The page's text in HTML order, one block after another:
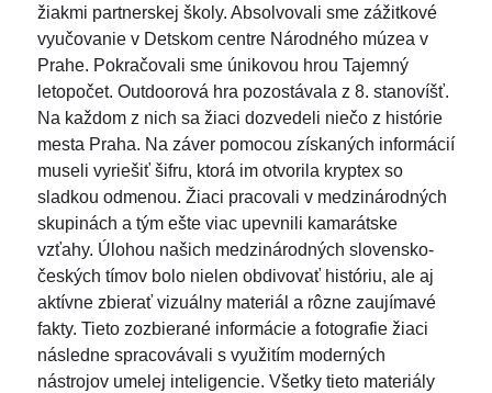
žiakmi partnerskej školy. Absolvovali sme zážitkové
vyučovanie v Detskom centre Národného múzea v
Prahe. Pokračovali sme únikovou hrou Tajemný
letopočet. Outdoorová hra pozostávala z 8. stanovíšť.
Na každom z nich sa žiaci dozvedeli niečo z histórie
mesta Praha. Na záver pomocou získaných informácií
museli vyriešiť šifru, ktorá im otvorila kryptex so
sladkou odmenou. Žiaci pracovali v medzinárodných
skupinách a tým ešte viac upevnili kamarátske
vzťahy. Úlohou našich medzinárodných slovensko-
českých tímov bolo nielen obdivovať históriu, ale aj
aktívne zbierať vizuálny materiál a rôzne zaujímavé
fakty. Tieto zozbierané informácie a fotografie žiaci
následne spracovávali s využitím moderných
nástrojov umelej inteligencie. Všetky tieto materiály